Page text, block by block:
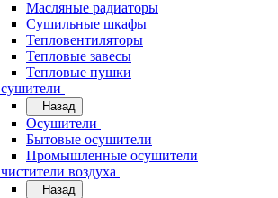
Масляные радиаторы
Сушильные шкафы
Тепловентиляторы
Тепловые завесы
Тепловые пушки
Назад
Осушители
Бытовые осушители
Промышленные осушители
воздуха
Назад